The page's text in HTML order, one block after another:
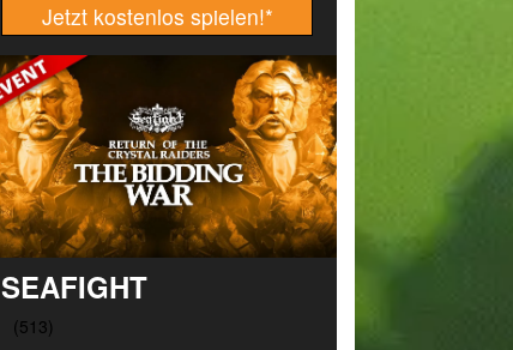
Jetzt kostenlos spielen!*
SEAFIGHT